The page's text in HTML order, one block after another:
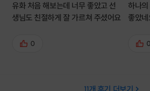
유화 처음 해보는데 너무 좋았고 선
생님도 친절하게 잘 가르쳐 주셨어요
0
하나
좋았
ㅋ 추 0
11개 후기 더보기